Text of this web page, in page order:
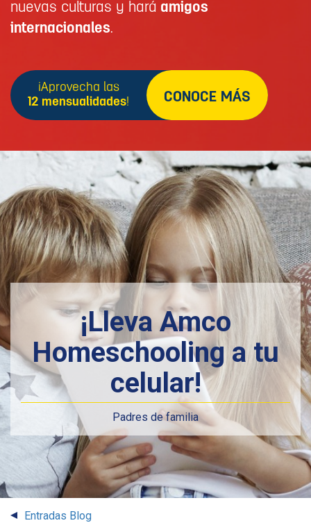
nuevas culturas y hará amigos
internacionales.
¡Aprovecha las
12 mensualidades! CONOCE MÁS
¡Lleva Amco
Homeschooling a tu
celular!
Padres de familia
Entradas Blog